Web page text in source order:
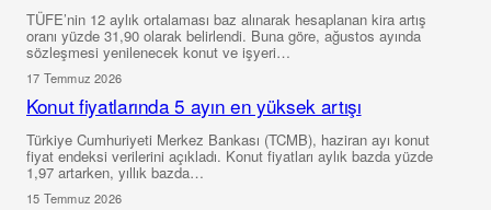
TÜFE’nin 12 aylık ortalaması baz alınarak hesaplanan kira artış
oranı yüzde 31,90 olarak belirlendi. Buna göre, ağustos ayında
sözleşmesi yenilenecek konut ve işyeri…
17 Temmuz 2026
Konut fiyatlarında 5 ayın en yüksek artışı
Türkiye Cumhuriyeti Merkez Bankası (TCMB), haziran ayı konut
fiyat endeksi verilerini açıkladı. Konut fiyatları aylık bazda yüzde
1,97 artarken, yıllık bazda…
15 Temmuz 2026